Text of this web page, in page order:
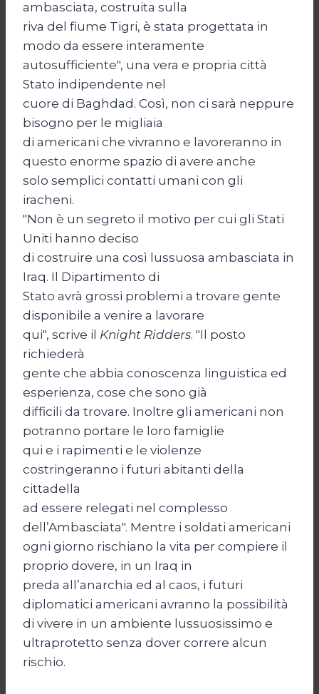
ambasciata, costruita sulla
riva del fiume Tigri, è stata progettata in
modo da essere interamente
autosufficiente", una vera e propria città
Stato indipendente nel
cuore di Baghdad. Così, non ci sarà neppure
bisogno per le migliaia
di americani che vivranno e lavoreranno in
questo enorme spazio di avere anche
solo semplici contatti umani con gli
iracheni.
"Non è un segreto il motivo per cui gli Stati
Uniti hanno deciso
di costruire una così lussuosa ambasciata in
Iraq. Il Dipartimento di
Stato avrà grossi problemi a trovare gente
disponibile a venire a lavorare
qui", scrive il Knight Ridders. "Il posto
richiederà
gente che abbia conoscenza linguistica ed
esperienza, cose che sono già
difficili da trovare. Inoltre gli americani non
potranno portare le loro famiglie
qui e i rapimenti e le violenze
costringeranno i futuri abitanti della
cittadella
ad essere relegati nel complesso
dell’Ambasciata". Mentre i soldati americani
ogni giorno rischiano la vita per compiere il
proprio dovere, in un Iraq in
preda all’anarchia ed al caos, i futuri
diplomatici americani avranno la possibilità
di vivere in un ambiente lussuosissimo e
ultraprotetto senza dover correre alcun
rischio.